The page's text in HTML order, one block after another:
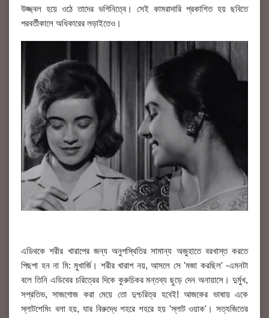
উজ্জ্বল হয়ে ওঠে তাদের ভগিনিত্বে। সেই কামরাদারি প্রকাশিত হয় ছবিতে
পরবর্তীকালে অধিকারের লড়াইতেও।
এডিথকে শরীর খারাপের জন্য অনুপস্থিতির সামান্য অজুহাতে বরখাস্ত করতে
পিছপা হন না মি: মুখার্জি। শরীর খারাপ নয়, আসলে সে 'মজা করছিল' -এমনটা
বলে তিনি এডিথের চরিত্রের দিকে কুরুচিকর মন্তব্য ছুড়ে দেন অনায়াসে। দুর্মুখ,
সপ্রতিভ, সাজগোজ করা মেয়ে তো দুশ্চরিত্র হবেই! আজকের ভাষায় একে
স্লাটশেমিং বলা হয়, যার বিরুদ্ধে শহরে শহরে হয় 'স্লাট ওয়াক'। সত্যজিতের